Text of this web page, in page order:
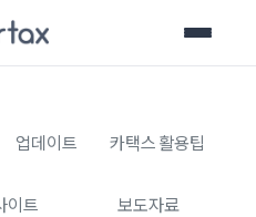
업데이트 카택스 활용팁
이트 보도자료